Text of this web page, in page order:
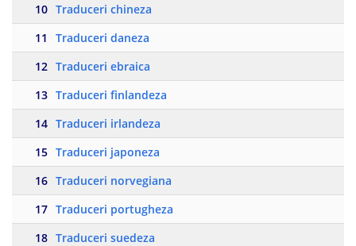
10 Traduceri chineza
11
Traduceri daneza
12 Traduceri ebraica
13 Traduceri finlandeza
14 Traduceri irlandeza
15 Traduceri japoneza
16 Traduceri norvegiana
17 Traduceri portugheza
18 Traduceri suedeza